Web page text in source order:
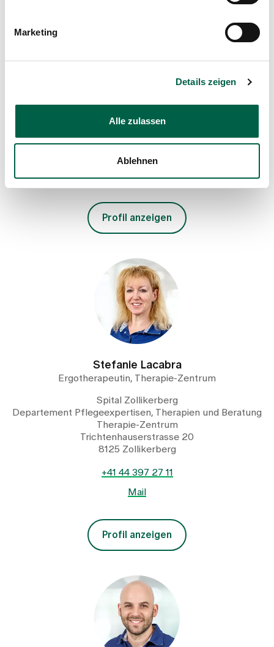
Marketing
Details zeigen
Alle zulassen
Ablehnen
Ergotherapeutin, Therapie-Zentrum
Spital Zollikerberg
Therapie-Zentrum
Trichtenhauserstrasse 20
+41 44 397 27 11
Profil anzeigen
Stefanie Lacabra
Ergotherapeutin, Therapie-Zentrum
Spital Zollikerberg
Departement Pflegeexpertisen, Therapien und Beratung
Therapie-Zentrum
Trichtenhauserstrasse 20
8125 Zollikerberg
+41 44 397 27 11
Mail
Profil anzeigen